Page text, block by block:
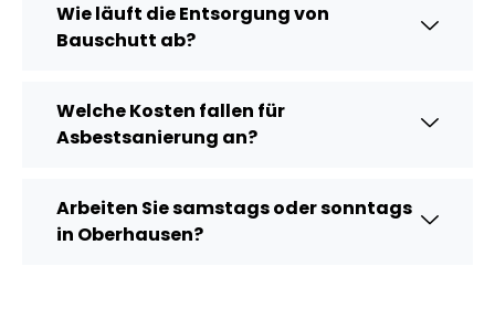
Wie läuft die Entsorgung von
Bauschutt ab?
Welche Kosten fallen für
Asbestsanierung an?
Arbeiten Sie samstags oder sonntags
in Oberhausen?